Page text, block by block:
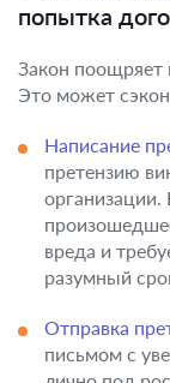
попытка
Закон
Это может
Написание
претензию
вреда и
разумный
Отправка
письмом с